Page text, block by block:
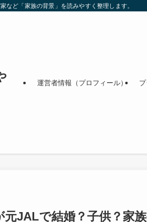
など「家族の背景」を読みやすく整理します。
運営者情報（プロフィール）
元JALで結婚？子供？家